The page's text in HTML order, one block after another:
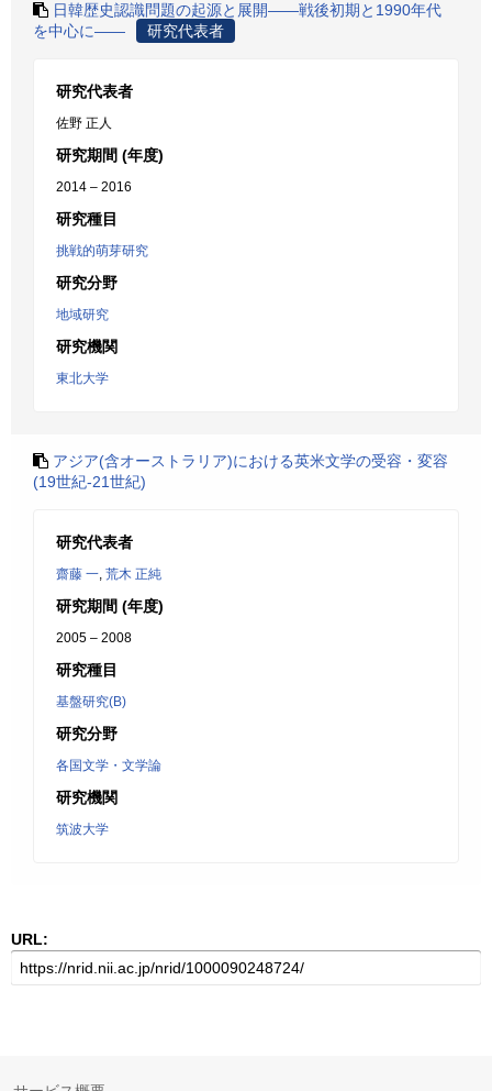
日韓歴史認識問題の起源と展開――戦後初期と1990年代
を中心に――
研究代表者
研究代表者
佐野 正人
研究期間 (年度)
2014 – 2016
研究種目
挑戦的萌芽研究
研究分野
地域研究
研究機関
東北大学
アジア(含オーストラリア)における英米文学の受容・変容
(19世紀-21世紀)
研究代表者
齋藤 一, 荒木 正純
研究期間 (年度)
2005 – 2008
研究種目
基盤研究(B)
研究分野
各国文学・文学論
研究機関
筑波大学
URL: